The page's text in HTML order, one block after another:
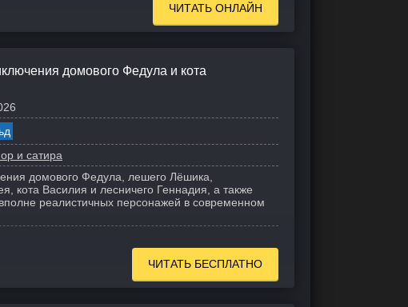
ЧИТАТЬ ОНЛАЙН
домового Федула и кота
и сатира
домового Федула, лешего Лёшика,
кота Василия и лесничего Геннадия, а также
реалистичных персонажей в современном
ЧИТАТЬ БЕСПЛАТНО